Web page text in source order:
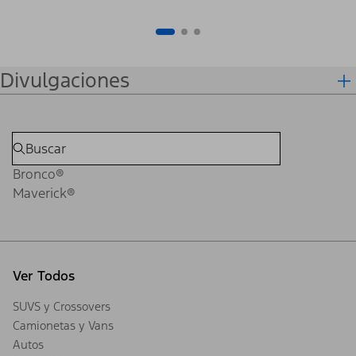
Divulgaciones
Bronco®
Maverick®
Ver Todos
SUVS y Crossovers
Camionetas y Vans
Autos